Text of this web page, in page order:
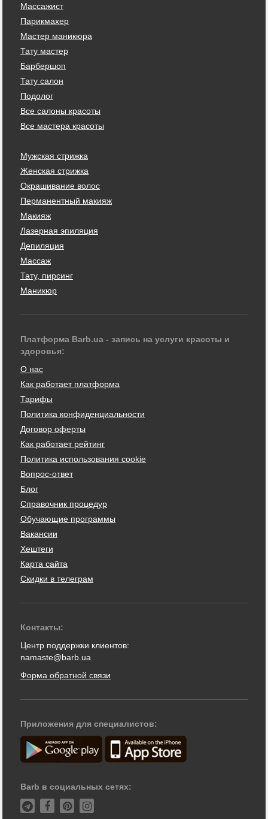
Массажист
Парикмахер
Мастер маникюра
Тату мастер
Барбершоп
Тату салон
Подолог
Все салоны красоты
Все мастера красоты
Мужская стрижка
Женская стрижка
Окрашивание волос
Перманентный макияж
Макияж
Лазерная эпиляция
Депиляция
Массаж
Тату, пирсинг
Маникюр
Платформа Barb.ua - запись на услуги красоты и
здоровья:
О нас
Как работает платформа
Тарифы
Политика конфиденциальности
Договор оферты
Как работает рейтинг
Политика использования cookie
Вопрос-ответ
Блог
Справочник процедур
Обучающие программы
Вакансии
Хештеги
Карта сайта
Скидки в телеграм
Контакты:
Центр поддержки клиентов:
namaste@barb.ua
Форма обратной связи
Приложения для специалистов:
Barb в социальных сетях: